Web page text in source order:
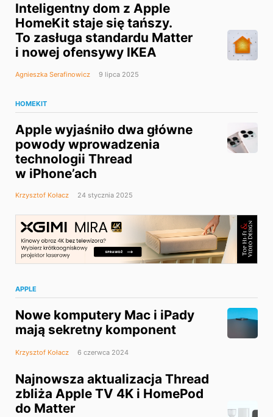
Inteligentny dom z Apple
HomeKit staje się tańszy.
To zasługa standardu Matter
i nowej ofensywy IKEA
Agnieszka Serafinowicz 9 lipca 2025
HOMEKIT
Apple wyjaśniło dwa główne
powody wprowadzenia
technologii Thread
w iPhone’ach
Krzysztof Kołacz 24 stycznia 2025
APPLE
Nowe komputery Mac i iPady
mają sekretny komponent
Krzysztof Kołacz 6 czerwca 2024
Najnowsza aktualizacja Thread
zbliża Apple TV 4K i HomePod
do Matter